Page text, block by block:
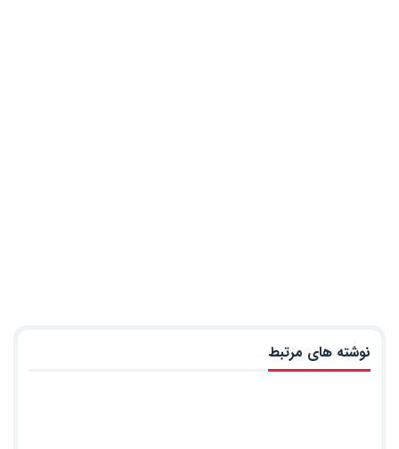
نوشته های مرتبط